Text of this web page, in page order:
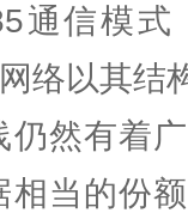
通信模
络以其结
仍然有着
相当的份